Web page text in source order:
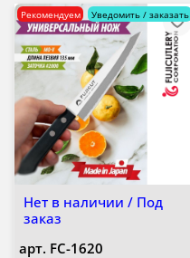
Нет в наличии / Под
заказ
Рекомендуем Уведомить / заказать
арт. FC-1620